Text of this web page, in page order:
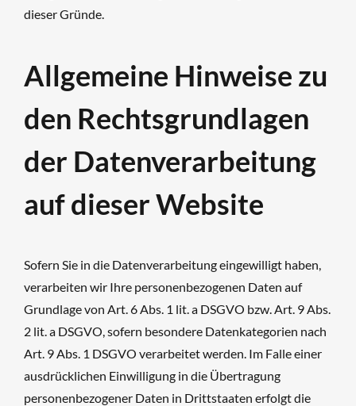
dieser Gründe.
Allgemeine Hinweise zu
den Rechtsgrundlagen
der Datenverarbeitung
auf dieser Website
Sofern Sie in die Datenverarbeitung eingewilligt haben,
verarbeiten wir Ihre personenbezogenen Daten auf
Grundlage von Art. 6 Abs. 1 lit. a DSGVO bzw. Art. 9 Abs.
2 lit. a DSGVO, sofern besondere Datenkategorien nach
Art. 9 Abs. 1 DSGVO verarbeitet werden. Im Falle einer
ausdrücklichen Einwilligung in die Übertragung
personenbezogener Daten in Drittstaaten erfolgt die